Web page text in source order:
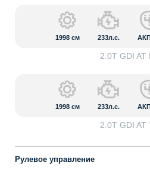
1998 см 233л.с.
2.0T GDI AT
1998 см 233л.с.
2.0T GDI AT
Рулевое управление